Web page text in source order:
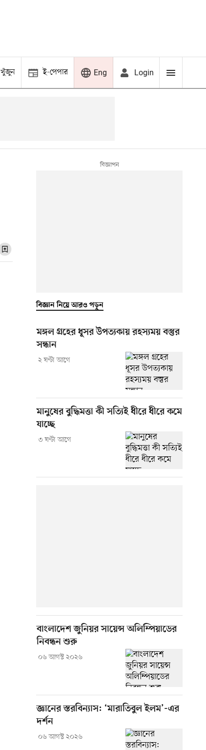
খুঁজুন ই-পেপার Eng Login
বিজ্ঞান নিয়ে আরও পড়ুন
মঙ্গল গ্রহের ধূসর উপত্যকায় রহস্যময় বস্তুর
সন্ধান
২ ঘণ্টা আগে
মানুষের বুদ্ধিমত্তা কী সত্যিই ধীরে ধীরে কমে
যাচ্ছে
৩ ঘণ্টা আগে
বাংলাদেশ জুনিয়র সায়েন্স অলিম্পিয়াডের
নিবন্ধন শুরু
০৬ আগস্ট ২০২৬
জ্ঞানের স্তরবিন্যাস: ‘মারাতিবুল ইলম’-এর
দর্শন
০৬ আগস্ট ২০২৬